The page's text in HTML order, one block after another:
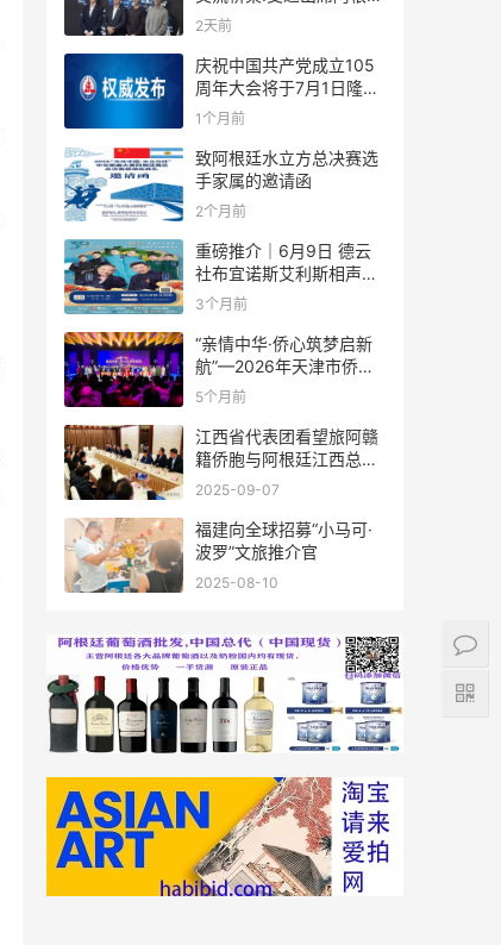
足协赞助商招待会！
2天前
庆祝中国共产党成立105
周年大会将于7月1日隆重
举行
1个月前
致阿根廷水立方总决赛选
手家属的邀请函
2个月前
重磅推介｜6月9日 德云
社布宜诺斯艾利斯相声专
场！国风曲艺邂逅南美风
结！
3个月前
“亲情中华·侨心筑梦启新
航”—2026年天津市侨界
新春联谊活动成功举办
5个月前
江西省代表团看望旅阿赣
籍侨胞与阿根廷江西总商
会座谈
2025-09-07
福建向全球招募“小马可·
波罗”文旅推介官
2025-08-10